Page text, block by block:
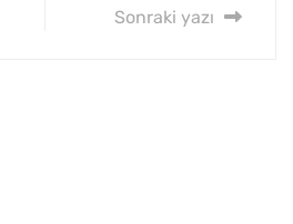
Sonraki yazı